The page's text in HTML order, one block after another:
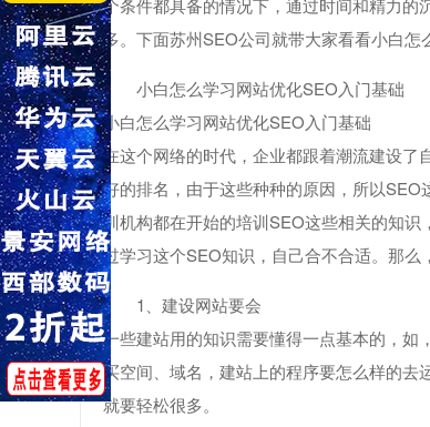
个条件都具备的情况下，通过时间和精力的
多。下面苏州SEO公司就带大家看看小白怎
小白怎么学习网站优化SEO入门基础
小白怎么学习网站优化SEO入门基础
在这个网络的时代，企业都跟着潮流建设
好的排名，由于这些种种的原因，所以
训机构都在开始的培训SEO这些相关的知
过学习这个SEO知识，自己合不合适。那么
1、建设网站要会
一些建站用的知识需要懂得一点基本的，
买空间、域名，建站上的程序要怎么样的
就要轻松很多。